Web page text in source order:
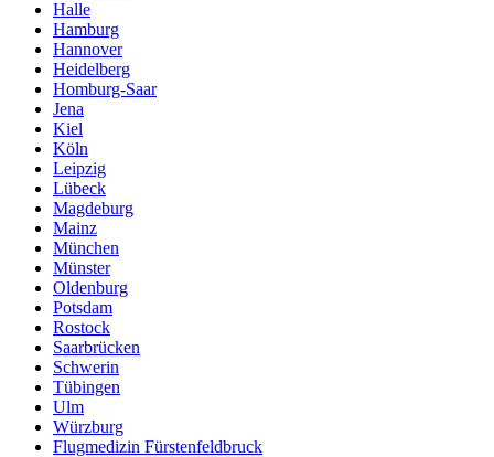
Halle
Hamburg
Hannover
Heidelberg
Homburg-Saar
Jena
Kiel
Köln
Leipzig
Lübeck
Magdeburg
Mainz
München
Münster
Oldenburg
Potsdam
Rostock
Saarbrücken
Schwerin
Tübingen
Ulm
Würzburg
Flugmedizin Fürstenfeldbruck